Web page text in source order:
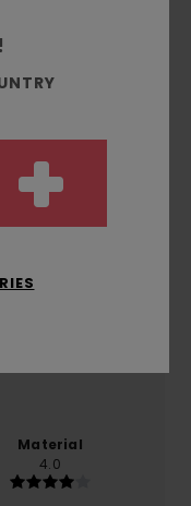
dieses Produkt
Material
4.0